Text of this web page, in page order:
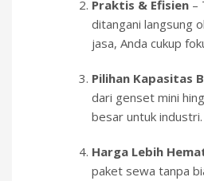
Praktis & Efisien –
ditangani langsung
jasa, Anda cukup
Pilihan Kapasitas
dari genset mini
besar untuk industri.
Harga Lebih
paket sewa tanpa